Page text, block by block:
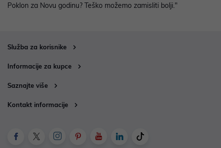
Poklon za Novu godinu? Teško možemo zamisliti bolji."
Služba za korisnike
Informacije za kupce
Saznajte više
Kontakt informacije